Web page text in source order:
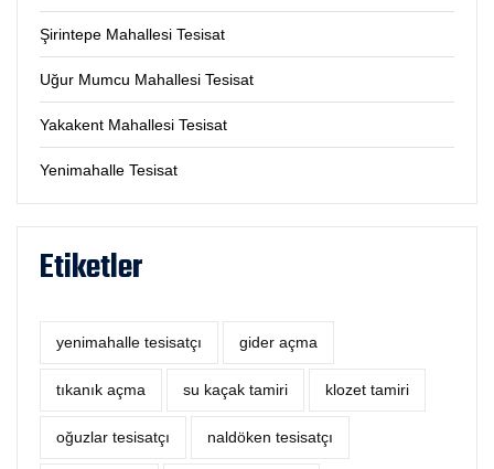
Şirintepe Mahallesi Tesisat
Uğur Mumcu Mahallesi Tesisat
Yakakent Mahallesi Tesisat
Yenimahalle Tesisat
Etiketler
yenimahalle tesisatçı ‎gider açma
tıkanık açma su kaçak tamiri klozet tamiri
oğuzlar tesisatçı naldöken tesisatçı